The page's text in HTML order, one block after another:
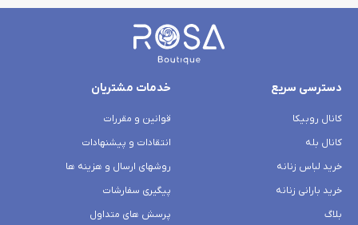
دسترسی سریع
کانال روبیکا
کانال بله
خرید لباس زنانه
خرید بارانی زنانه
بلاگ
خدمات مشتریان
قوانین و مقررات
انتقادات و پیشنهادات
روشهای ارسال و هزینه ها
پیگیری سفارشات
پرسش های متداول